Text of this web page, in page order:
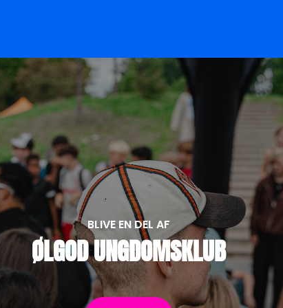
ØLGOD UNGDOMSKLUB
BLIVE EN DEL AF